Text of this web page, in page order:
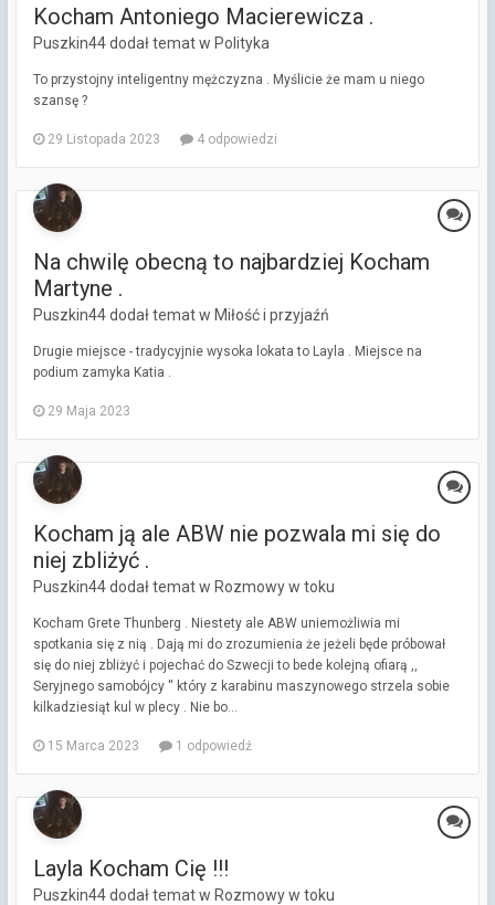
Kocham Antoniego Macierewicza .
Puszkin44 dodał temat w Polityka
To przystojny inteligentny mężczyzna . Myślicie że mam u niego
szansę ?
29 Listopada 2023 4 odpowiedzi
Na chwilę obecną to najbardziej Kocham
Martyne .
Puszkin44 dodał temat w Miłość i przyjaźń
Drugie miejsce - tradycyjnie wysoka lokata to Layla . Miejsce na
podium zamyka Katia .
29 Maja 2023
Kocham ją ale ABW nie pozwala mi się do
niej zbliżyć .
Puszkin44 dodał temat w Rozmowy w toku
Kocham Grete Thunberg . Niestety ale ABW uniemożliwia mi
spotkania się z nią . Dają mi do zrozumienia że jeżeli będe próbował
się do niej zbliżyć i pojechać do Szwecji to bede kolejną ofiarą ,,
Seryjnego samobójcy '' który z karabinu maszynowego strzela sobie
kilkadziesiąt kul w plecy . Nie bo...
15 Marca 2023 1 odpowiedź
Layla Kocham Cię !!!
Puszkin44 dodał temat w Rozmowy w toku